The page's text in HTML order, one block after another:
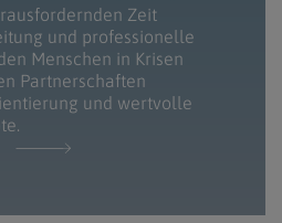
Zeit
und professionelle
Menschen in Krisen
Partnerschaften
und wertvolle